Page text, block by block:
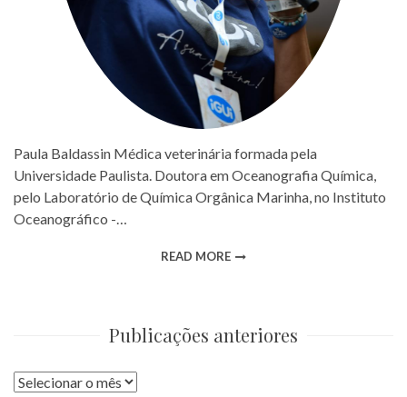
Paula Baldassin Médica veterinária formada pela
Universidade Paulista. Doutora em Oceanografia Química,
pelo Laboratório de Química Orgânica Marinha, no Instituto
Oceanográfico -…
READ MORE
Publicações anteriores
Publicações